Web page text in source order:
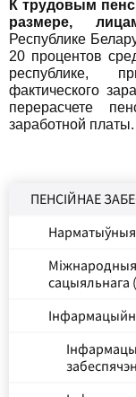
К трудовым
размере,
Республике
20 процентов
республике,
фактического
перерасчете
заработной платы.
ПЕНСІЙНАЕ
Міжнародныя
сацыяльнага